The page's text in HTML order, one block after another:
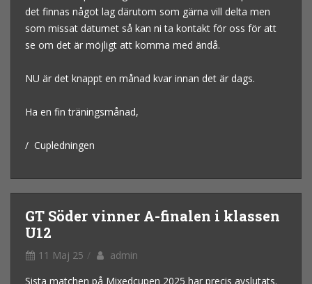
det finnas något lag därutom som gärna vill delta men
som missat datumet så kan ni ta kontakt för oss för att
se om det är möjligt att komma med ändå.
NU är det knappt en månad kvar innan det är dags.
Ha en fin träningsmånad,
/ Cupledningen
GT Söder vinner A-finalen i klassen
U12
11 Maj 25
admin
Sista matchen på Mixedcupen 2025 har precis avslutats.